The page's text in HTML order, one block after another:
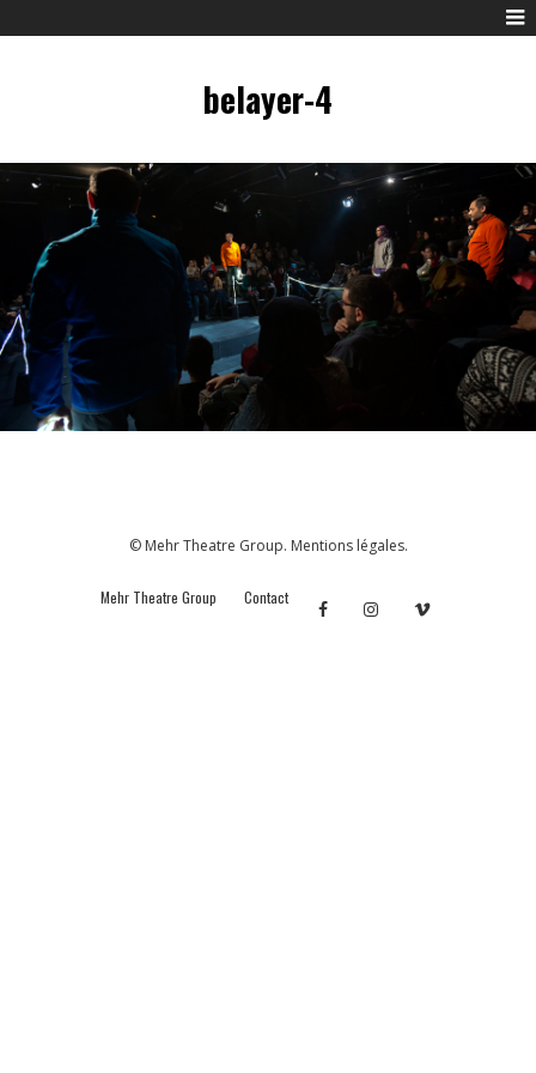
belayer-4
© Mehr Theatre Group. Mentions légales.
Mehr Theatre Group Contact